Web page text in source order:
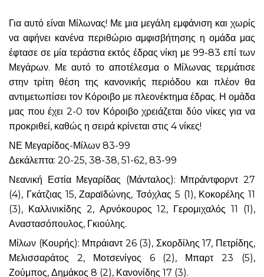
Για αυτό είναι Μίλωνας! Με μια μεγάλη εμφάνιση και χωρίς
να αφήνει κανένα περιθώριο αμφισβήτησης η ομάδα μας
έφτασε σε μία τεράστια εκτός έδρας νίκη με 99-83 επί των
Μεγάρων. Με αυτό το αποτέλεσμα ο Μίλωνας τερμάτισε
στην τρίτη θέση της κανονικής περιόδου και πλέον θα
αντιμετωπίσει τον Κόροιβο με πλεονέκτημα έδρας. Η ομάδα
μας που έχει 2-0 τον Κόροιβο χρειάζεται δύο νίκες για να
προκριθεί, καθώς η σειρά κρίνεται στις 4 νίκες!
ΝΕ Μεγαρίδος-Μίλων 83-99
Δεκάλεπτα: 20-25, 38-38, 51-62, 83-99
Νεανική Εστία Μεγαρίδας (Μάνταλος): Μπράντφορντ 27
(4), Γκάτζιας 15, Ζαραϊδώνης, Τσόχλας 5 (1), Κοκορέλης 11
(3), Καλλινικίδης 2, Αρνόκουρος 12, Γερομιχαλός 11 (1),
Αναστασόπουλος, Γκιούλης.
Μίλων (Κουρής): Μπράιαντ 26 (3), Σκορδίλης 17, Πετρίδης,
Μελισσαράτος 2, Μοτσενίγος 6 (2), Μπαρτ 23 (5),
Ζούμπος, Δημάκος 8 (2), Κανονίδης 17 (3).